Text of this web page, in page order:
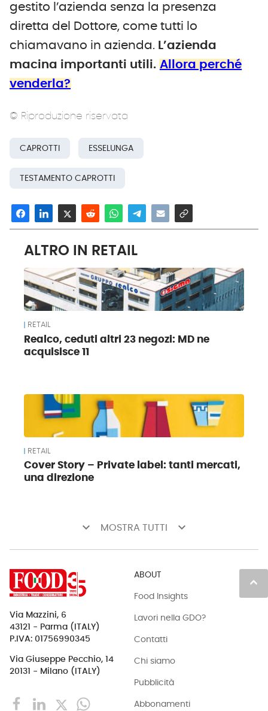
gestito l’azienda senza la presenza
diretta del Dottore, come tutti lo
chiamavano in azienda. L’azienda
macina importanti utili. Allora perché
venderla?
© Riproduzione riservata
CAPROTTI ESSELUNGA
TESTAMENTO CAPROTTI
ALTRO IN RETAIL
RETAIL
Realco, ceduti altri 23 negozi: MD ne
acquisisce 11
RETAIL
Cover Story – Private label: tanti mercati,
una direzione
keyboard_arrow_down MOSTRA TUTTI keyboard_arrow_down
keyboard_arrow_up
Via Mazzini, 6
43121 - Parma (ITALY)
P.IVA: 01756990345
Via Giuseppe Pecchio, 14
20131 - Milano (ITALY)
ABOUT
Food Insights
Lavori nella GDO?
Contatti
Chi siamo
Pubblicità
Abbonamenti